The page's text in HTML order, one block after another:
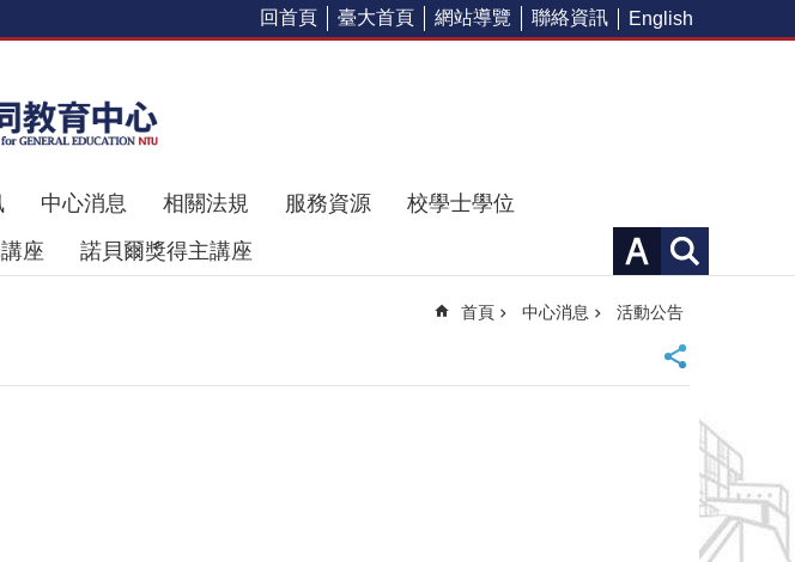
回首頁 臺大首頁 網站導覽 聯絡資訊 English
中心消息 相關法規 服務資源
校學士學位
座 諾貝爾獎得主講座
首頁 中心消息 活動公告